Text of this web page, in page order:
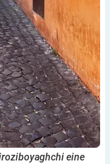
eine